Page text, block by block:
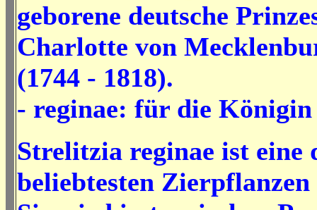
geborene deutsche
Charlotte von
(1744 - 1818).
- reginae: für die Königin
Strelitzia reginae ist eine
beliebtesten